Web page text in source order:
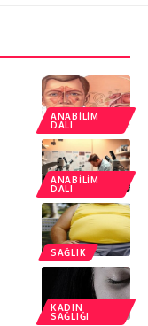
ANABILIM
DALI
ANABILIM
DALI
SAĞLIK
KADIN
SAĞLIĞI